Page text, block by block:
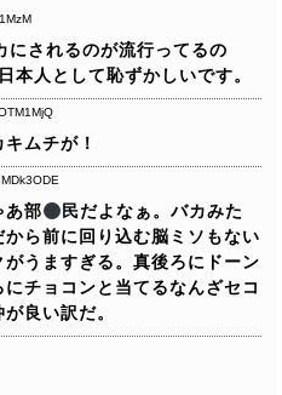
にされるのが流行ってるの
本人として恥ずかしいです。
ムチが！
あ部
民だよなぁ。バカみた
ら前に回り込む脳ミソもない
うますぎる。真後ろにドーン
チョコンと当てるなんざセコ
良い訳だ。